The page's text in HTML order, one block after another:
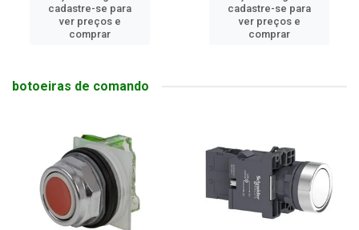
cadastre-se para
ver preços e
comprar
cadastre-se para
ver preços e
comprar
botoeiras de comando